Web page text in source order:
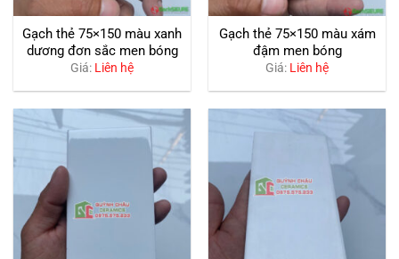
Gạch thẻ 75×150 màu xanh
dương đơn sắc men bóng
Giá: Liên hệ
Gạch thẻ 75×150 màu xám
đậm men bóng
Giá: Liên hệ